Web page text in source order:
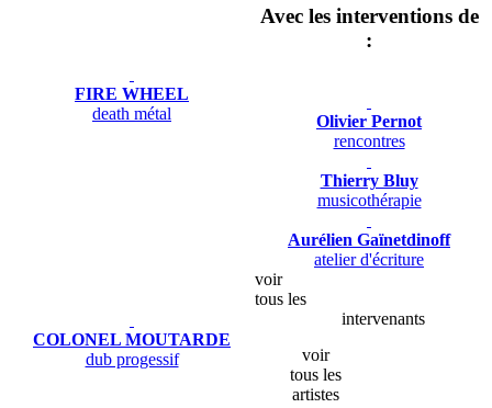
FIRE WHEEL
death métal
COLONEL MOUTARDE
dub progessif
voir
tous les
artistes
Avec les interventions de
:
Olivier Pernot
rencontres
Thierry Bluy
musicothérapie
Aurélien Gaïnetdinoff
atelier d'écriture
voir
tous les
intervenants